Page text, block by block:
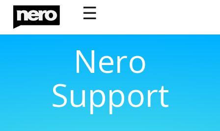
☰
Nero
Support